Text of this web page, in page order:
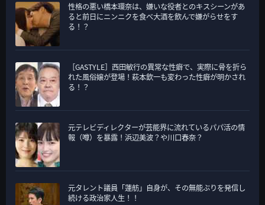
性格の悪い橋本環奈は、嫌いな役者とのキスシーンがあ
ると前日にニンニクを食べ大酒を飲んで嫌がらせをす
る！？
［GASTYLE］西田敏行の異常な性癖で、実際に骨を折ら
れた風俗嬢が登場！萩本欽一も変わった性癖が明かされ
る！？
元テレビディレクターが芸能界に流れているパパ活の情
報（噂）を暴露！浜辺美波？や川口春奈？
元タレント議員「蓮舫」自身が、その無能ぶりを発信し
続ける政治家人生！！